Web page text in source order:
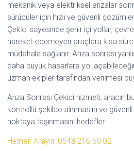
mekanik veya elektriksel arızalar
sürücüler için hızlı ve güvenli
Çekici sayesinde şehir içi yollar,
hareket edemeyen araçlara kısa
müdahale sağlanır. Arıza sonrası
daha büyük hasarlara yol
uzman ekipler tarafından verilmesi
Arıza Sonrası Çekici hizmeti, aracın
kontrollü şekilde alınmasını ve
noktaya taşınmasını hedefler.
Hemen Arayın: 0543 216 60 02